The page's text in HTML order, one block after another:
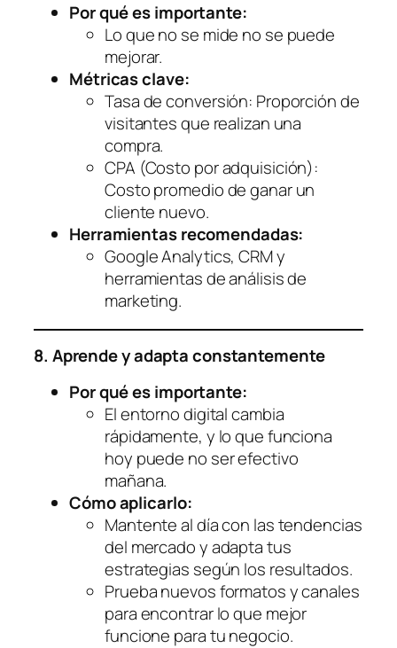
Por qué es importante:
Lo que no se mide no se puede
mejorar.
Métricas clave:
Tasa de conversión: Proporción de
visitantes que realizan una
compra.
CPA (Costo por adquisición):
Costo promedio de ganar un
cliente nuevo.
Herramientas recomendadas:
Google Analytics, CRM y
herramientas de análisis de
marketing.
8. Aprende y adapta constantemente
Por qué es importante:
El entorno digital cambia
rápidamente, y lo que funciona
hoy puede no ser efectivo
mañana.
Cómo aplicarlo:
Mantente al día con las tendencias
del mercado y adapta tus
estrategias según los resultados.
Prueba nuevos formatos y canales
para encontrar lo que mejor
funcione para tu negocio.